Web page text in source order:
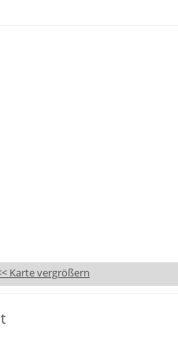
Karte vergrößern